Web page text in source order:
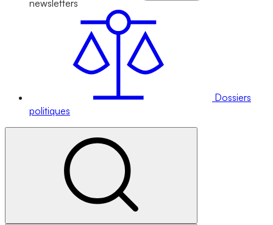
newsletters
Dossiers
politiques